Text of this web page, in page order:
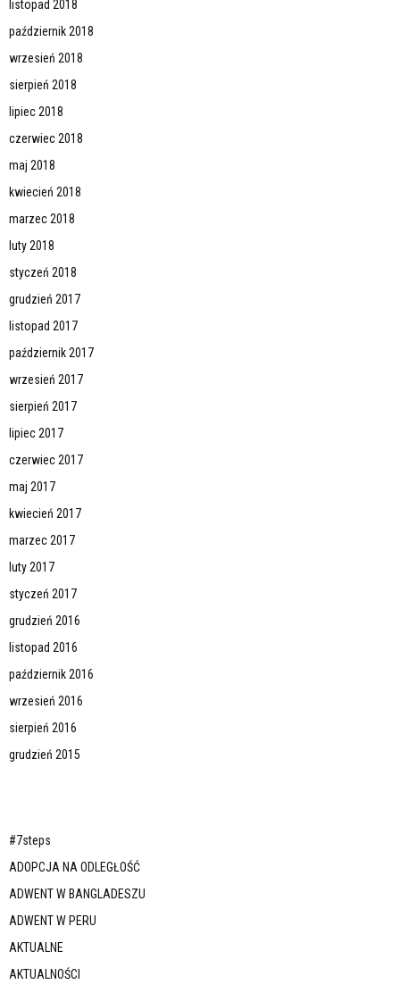
listopad 2018
październik 2018
wrzesień 2018
sierpień 2018
lipiec 2018
czerwiec 2018
maj 2018
kwiecień 2018
marzec 2018
luty 2018
styczeń 2018
grudzień 2017
listopad 2017
październik 2017
wrzesień 2017
sierpień 2017
lipiec 2017
czerwiec 2017
maj 2017
kwiecień 2017
marzec 2017
luty 2017
styczeń 2017
grudzień 2016
listopad 2016
październik 2016
wrzesień 2016
sierpień 2016
grudzień 2015
#7steps
ADOPCJA NA ODLEGŁOŚĆ
ADWENT W BANGLADESZU
ADWENT W PERU
AKTUALNE
AKTUALNOŚCI